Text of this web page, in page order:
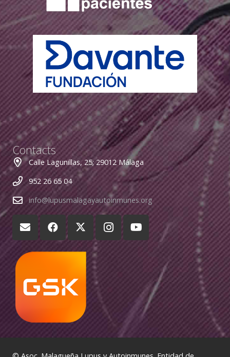
Contacts
Calle Lagunillas, 25; 29012 Málaga
952 26 65 04
info@lupusmalagayautoinmunes.org